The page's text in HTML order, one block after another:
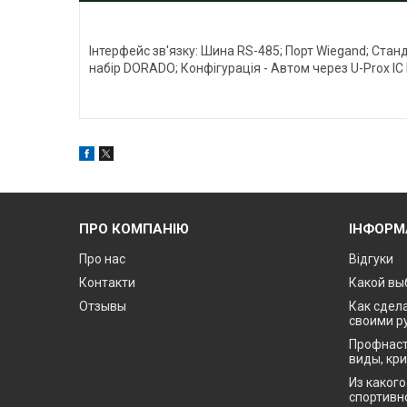
Інтерфейс зв'язку: Шина RS-485; Порт Wiegand;
набір DORADO; Конфігурація - Автом через U-Prox IC
ПРО КОМПАНІЮ
Про нас
Контакти
Отзывы
Відгуки
Какой
Как
своими
виды,
Из